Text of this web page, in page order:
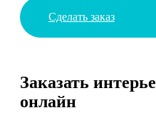
Сделать заказ
Заказать
онлайн